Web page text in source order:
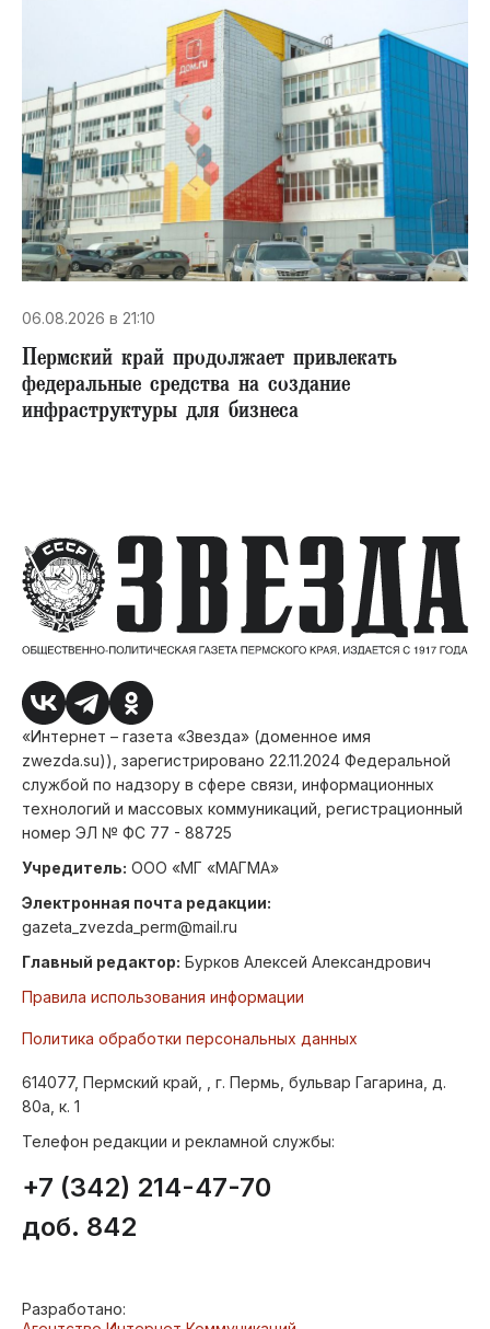
06.08.2026 в 21:10
Пермский край продолжает привлекать
федеральные средства на создание
инфраструктуры для бизнеса
«Интернет – газета «Звезда» (доменное имя
zwezda.su)), зарегистрировано 22.11.2024 Федеральной
службой по надзору в сфере связи, информационных
технологий и массовых коммуникаций, регистрационный
номер ЭЛ № ФС 77 - 88725
Учредитель: ООО «МГ «МАГМА»
Электронная почта редакции:
gazeta_zvezda_perm@mail.ru
Главный редактор: Бурков Алексей Александрович
Правила использования информации
Политика обработки персональных данных
614077, Пермский край, , г. Пермь, бульвар Гагарина, д.
80а, к. 1
Телефон редакции и рекламной службы:
+7 (342) 214-47-70
доб. 842
Разработано: